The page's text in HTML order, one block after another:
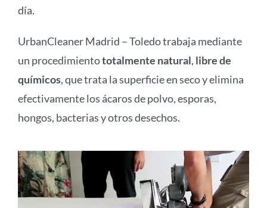
día.
UrbanCleaner Madrid – Toledo trabaja mediante
un procedimientototalmente natural, libre de
químicos, que trata la superficie en seco y elimina
efectivamente los ácaros de polvo, esporas,
hongos, bacterias y otros desechos.